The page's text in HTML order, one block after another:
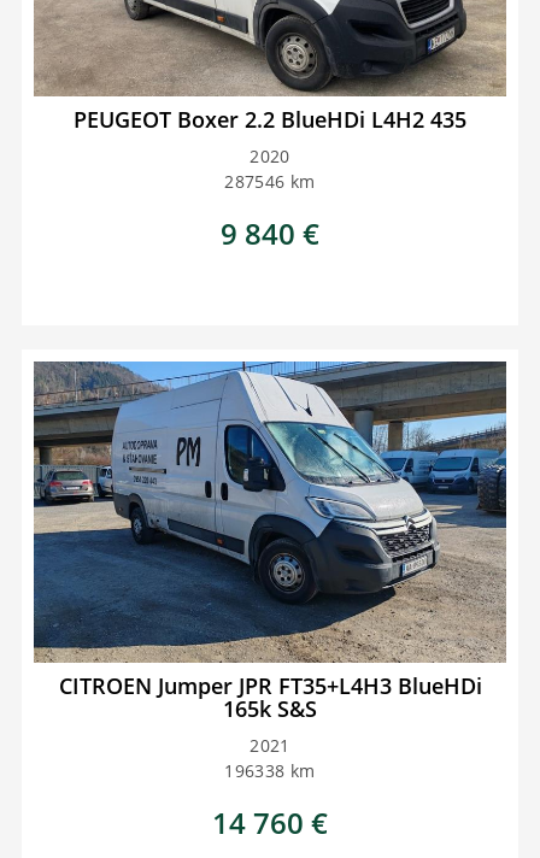
PEUGEOT Boxer 2.2 BlueHDi L4H2 435
2020
287546 km
9 840 €
CITROEN Jumper JPR FT35+L4H3 BlueHDi
165k S&S
2021
196338 km
14 760 €